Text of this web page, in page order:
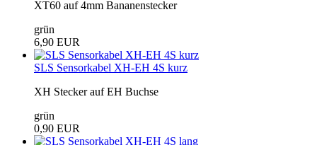
XT60 auf 4mm Bananenstecker
grün
6,90 EUR
SLS Sensorkabel XH-EH 4S kurz
XH Stecker auf EH Buchse
grün
0,90 EUR